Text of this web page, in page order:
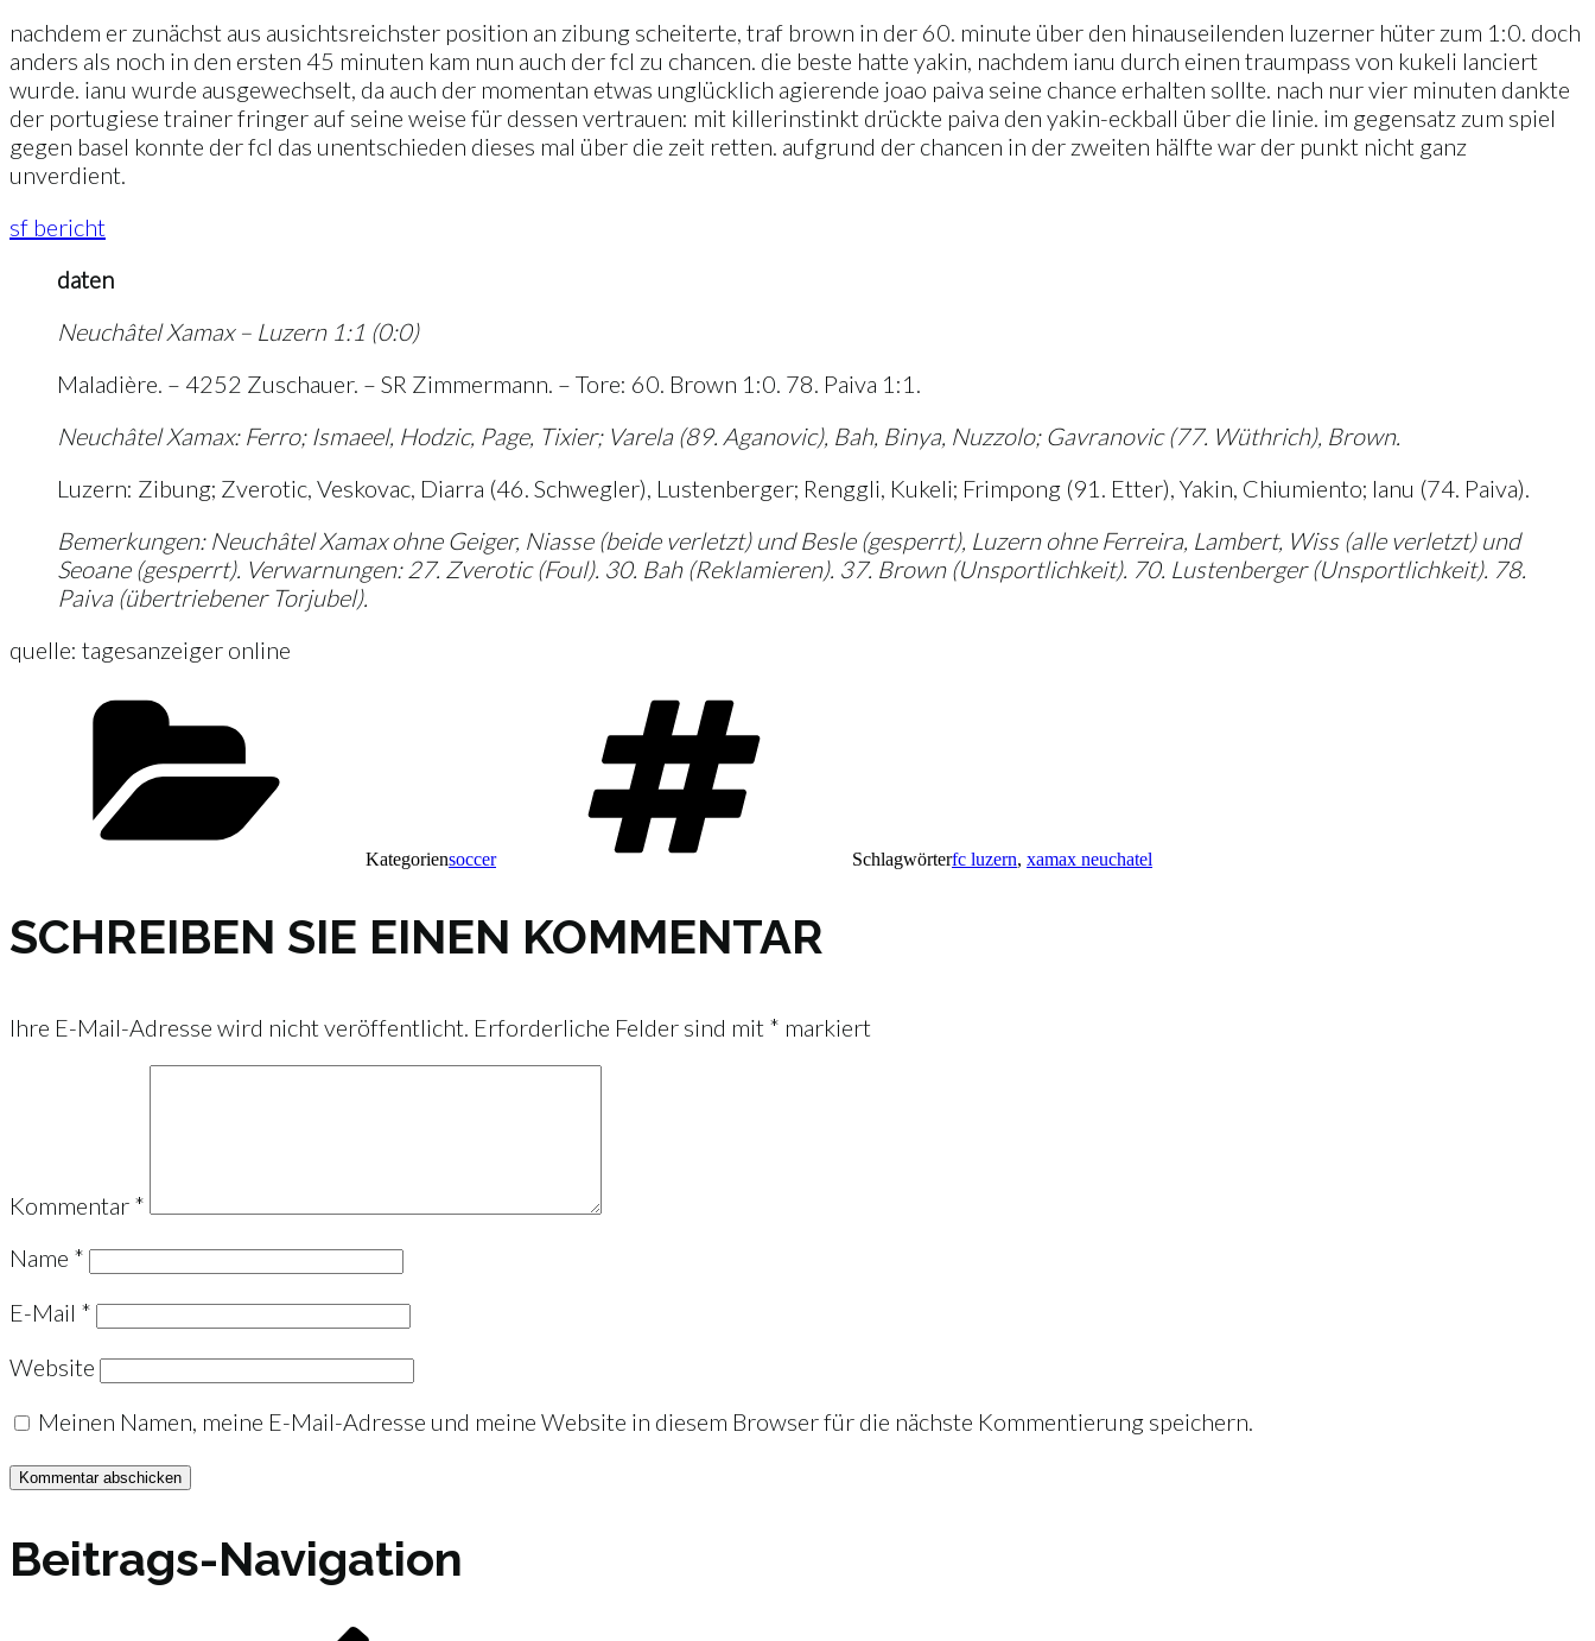
nachdem er zunächst aus ausichtsreichster position an zibung scheiterte, traf brown in der 60. minute über den hinauseilenden luzerner hüter zum 1:0. doch
anders als noch in den ersten 45 minuten kam nun auch der fcl zu chancen. die beste hatte yakin, nachdem ianu durch einen traumpass von kukeli lanciert
wurde. ianu wurde ausgewechselt, da auch der momentan etwas unglücklich agierende joao paiva seine chance erhalten sollte. nach nur vier minuten dankte
der portugiese trainer fringer auf seine weise für dessen vertrauen: mit killerinstinkt drückte paiva den yakin-eckball über die linie. im gegensatz zum spiel
gegen basel konnte der fcl das unentschieden dieses mal über die zeit retten. aufgrund der chancen in der zweiten hälfte war der punkt nicht ganz
unverdient.
sf bericht
daten
Neuchâtel Xamax – Luzern 1:1 (0:0)
Maladière. – 4252 Zuschauer. – SR Zimmermann. – Tore: 60. Brown 1:0. 78. Paiva 1:1.
Neuchâtel Xamax: Ferro; Ismaeel, Hodzic, Page, Tixier; Varela (89. Aganovic), Bah, Binya, Nuzzolo; Gavranovic (77. Wüthrich), Brown.
Luzern: Zibung; Zverotic, Veskovac, Diarra (46. Schwegler), Lustenberger; Renggli, Kukeli; Frimpong (91. Etter), Yakin, Chiumiento; Ianu (74. Paiva).
Bemerkungen: Neuchâtel Xamax ohne Geiger, Niasse (beide verletzt) und Besle (gesperrt), Luzern ohne Ferreira, Lambert, Wiss (alle verletzt) und
Seoane (gesperrt). Verwarnungen: 27. Zverotic (Foul). 30. Bah (Reklamieren). 37. Brown (Unsportlichkeit). 70. Lustenberger (Unsportlichkeit). 78.
Paiva (übertriebener Torjubel).
quelle: tagesanzeiger online
Kategoriensoccer Schlagwörterfc luzern, xamax neuchatel
SCHREIBEN SIE EINEN KOMMENTAR
Ihre E-Mail-Adresse wird nicht veröffentlicht. Erforderliche Felder sind mit * markiert
Kommentar *
Name *
E-Mail *
Website
Meinen Namen, meine E-Mail-Adresse und meine Website in diesem Browser für die nächste Kommentierung speichern.
Beitrags-Navigation